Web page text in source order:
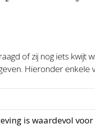
of zij nog iets kwijt
Hieronder enkele
is waardevol voor